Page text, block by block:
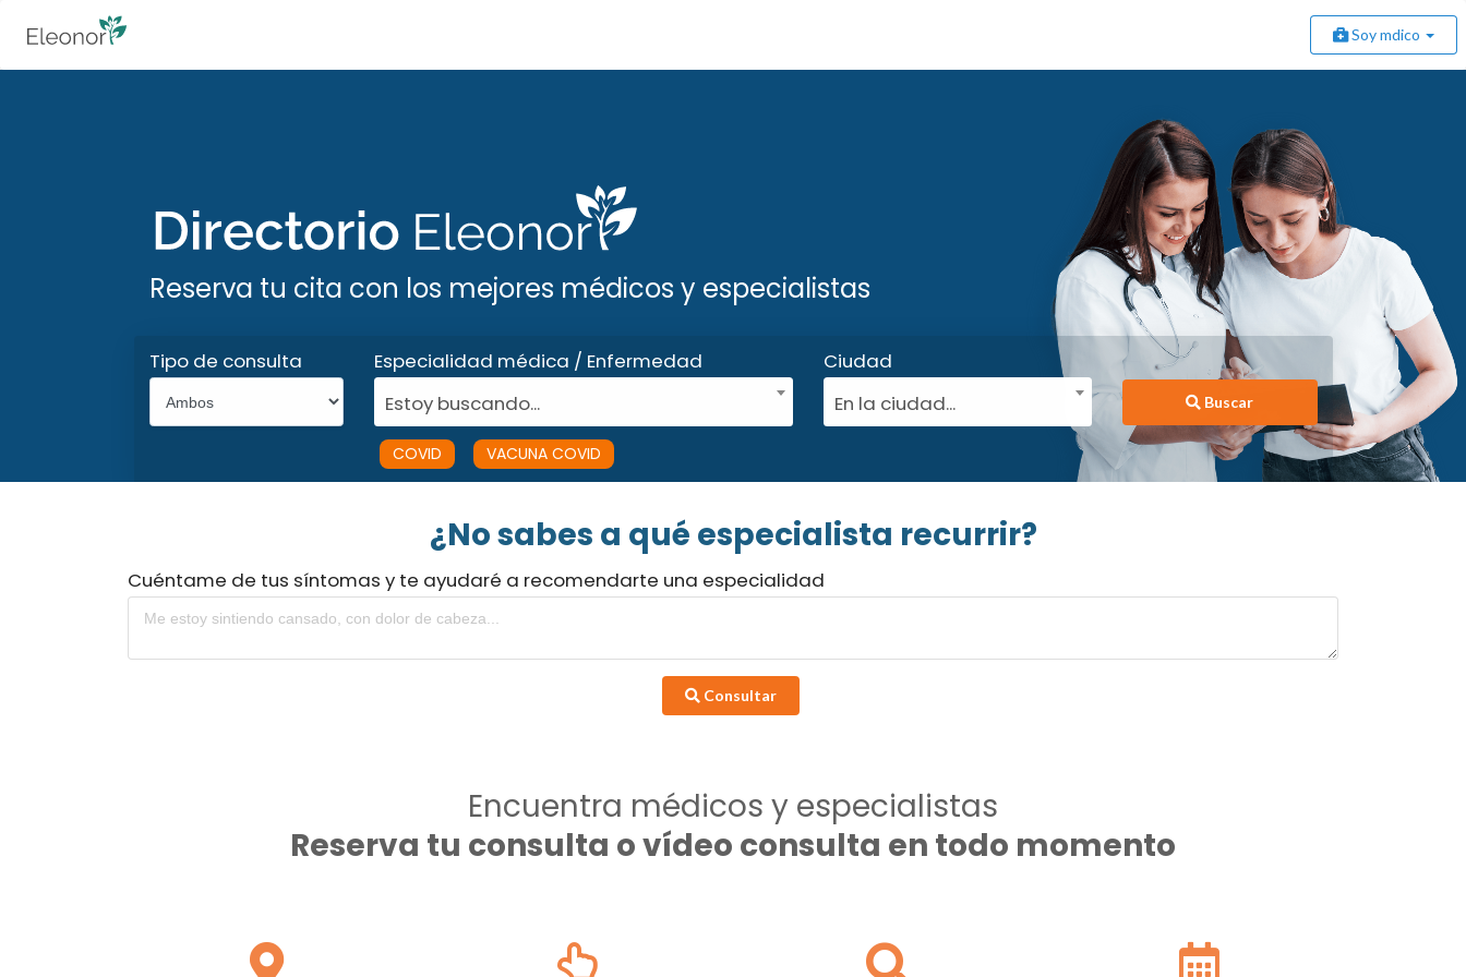
Soy mdico
Reserva tu cita con los mejores médicos y especialistas
Tipo de consulta
Especialidad médica / Enfermedad
Estoy buscando...
COVID VACUNA COVID
Ciudad
En la ciudad...
Buscar
¿No sabes a qué especialista recurrir?
Cuéntame de tus síntomas y te ayudaré a recomendarte una especialidad
Consultar
Encuentra médicos y especialistas
Reserva tu consulta o vídeo consulta en todo momento